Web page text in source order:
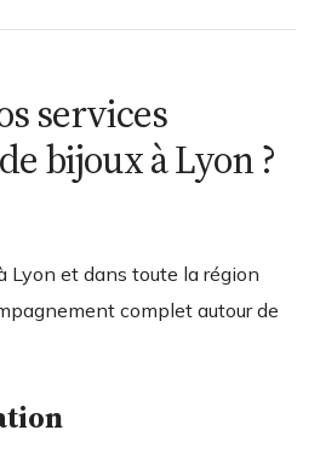
services
bijoux à Lyon ?
Lyon et dans toute la région
complet autour de